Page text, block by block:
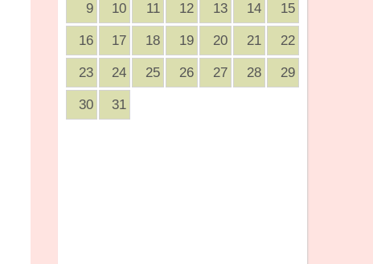
9 10 11 12 13 14 15
16 17 18 19 20 21 22
23 24 25 26 27 28 29
30 31